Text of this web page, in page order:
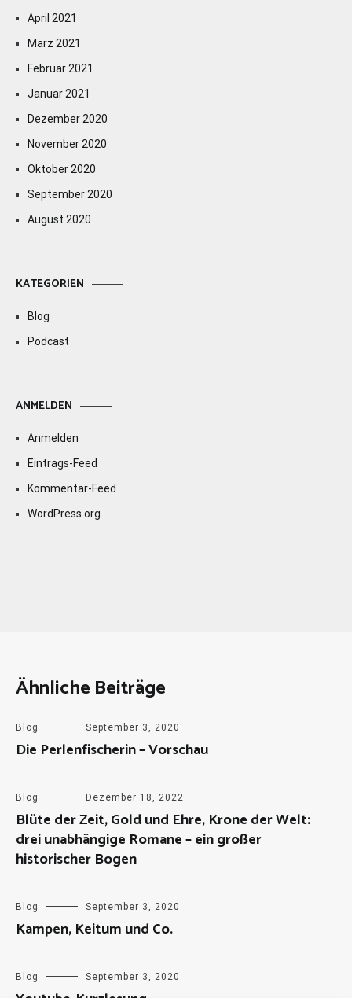
April 2021
März 2021
Februar 2021
Januar 2021
Dezember 2020
November 2020
Oktober 2020
September 2020
August 2020
KATEGORIEN
Blog
Podcast
ANMELDEN
Anmelden
Eintrags-Feed
Kommentar-Feed
WordPress.org
Ähnliche Beiträge
Blog September 3, 2020
Die Perlenfischerin – Vorschau
Blog Dezember 18, 2022
Blüte der Zeit, Gold und Ehre, Krone der Welt:
drei unabhängige Romane – ein großer
historischer Bogen
Blog September 3, 2020
Kampen, Keitum und Co.
Blog September 3, 2020